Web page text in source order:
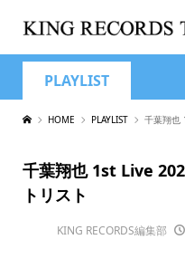
PLAYLIST
HOME PLAYLIST 千葉翔也
千葉翔也 1st Live
トリスト
KING RECORDS編集部